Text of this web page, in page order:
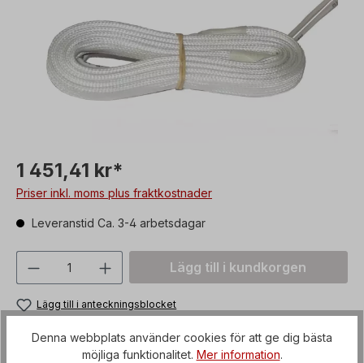
1 451,41 kr*
Priser inkl. moms plus fraktkostnader
Leveranstid Ca. 3-4 arbetsdagar
Produktkvantitet: Ange önskat värde
Lägg till i kundkorgen
Lägg till i anteckningsblocket
Denna webbplats använder cookies för att ge dig bästa
möjliga funktionalitet. Mer information.